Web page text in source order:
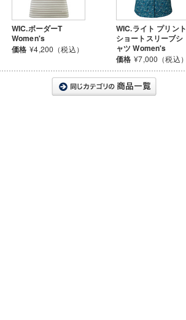
WIC.ボーダーT
Women's
価格 ¥4,200（税込）
WIC.ライト プリント
ショートスリーブシ
ャツ Women's
価格 ¥7,000（税込）